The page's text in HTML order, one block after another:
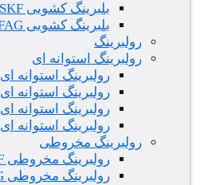
بلبرینگ کشویی SKF
بلبرینگ کشویی FAG
رولبرینگ
رولبرینگ استوانه ای
رولبرینگ استوانه ای SKF
رولبرینگ استوانه ای FAG
رولبرینگ استوانه ای TIMKEN
رولبرینگ استوانه ای NACHI
رولبرینگ مخروطی
رولبرینگ مخروطی SKF
رولبرینگ مخروطی FAG